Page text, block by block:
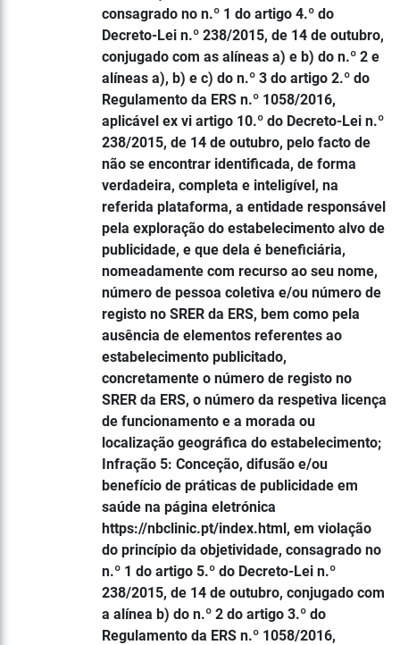
consagrado no n.º 1 do artigo 4.º do
Decreto-Lei n.º 238/2015, de 14 de outubro,
conjugado com as alíneas a) e b) do n.º 2 e
alíneas a), b) e c) do n.º 3 do artigo 2.º do
Regulamento da ERS n.º 1058/2016,
aplicável ex vi artigo 10.º do Decreto-Lei n.º
238/2015, de 14 de outubro, pelo facto de
não se encontrar identificada, de forma
verdadeira, completa e inteligível, na
referida plataforma, a entidade responsável
pela exploração do estabelecimento alvo de
publicidade, e que dela é beneficiária,
nomeadamente com recurso ao seu nome,
número de pessoa coletiva e/ou número de
registo no SRER da ERS, bem como pela
ausência de elementos referentes ao
estabelecimento publicitado,
concretamente o número de registo no
SRER da ERS, o número da respetiva licença
de funcionamento e a morada ou
localização geográfica do estabelecimento;
Infração 5: Conceção, difusão e/ou
benefício de práticas de publicidade em
saúde na página eletrónica
https://nbclinic.pt/index.html, em violação
do princípio da objetividade, consagrado no
n.º 1 do artigo 5.º do Decreto-Lei n.º
238/2015, de 14 de outubro, conjugado com
a alínea b) do n.º 2 do artigo 3.º do
Regulamento da ERS n.º 1058/2016,